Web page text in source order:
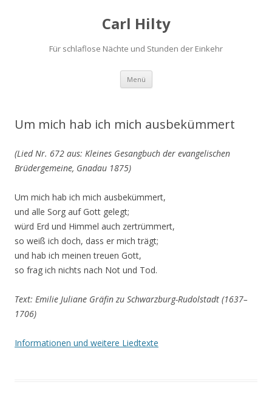
Carl Hilty
Für schlaflose Nächte und Stunden der Einkehr
Menü Springe
Inhalt
Um mich hab ich mich ausbekümmert
(Lied Nr. 672 aus: Kleines Gesangbuch der evangelischen
Brüdergemeine, Gnadau 1875)
Um mich hab ich mich ausbekümmert,
und alle Sorg auf Gott gelegt;
würd Erd und Himmel auch zertrümmert,
so weiß ich doch, dass er mich trägt;
und hab ich meinen treuen Gott,
so frag ich nichts nach Not und Tod.
Text: Emilie Juliane Gräfin zu Schwarzburg-Rudolstadt (1637–
1706)
Informationen und weitere Liedtexte